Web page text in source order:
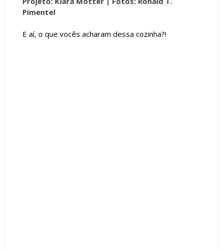
Pimentel
E aí, o que vocês acharam dessa cozinha?!